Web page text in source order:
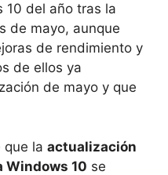
10 del año tras la
de mayo, aunque
de rendimiento y
de ellos ya
de mayo y que
que la actualización
Windows 10 se